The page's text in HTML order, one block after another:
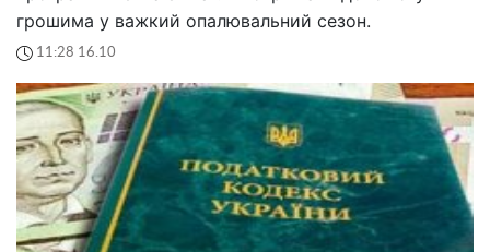
грошима у важкий опалювальний сезон.
11:28 16.10